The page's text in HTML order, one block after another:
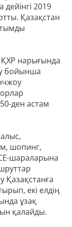
2019
Қазақстан
нарығында
бойынша
ден астам
шопинг,
шараларына
Қазақстанға
екі елдің
ұзақ
қалайды.